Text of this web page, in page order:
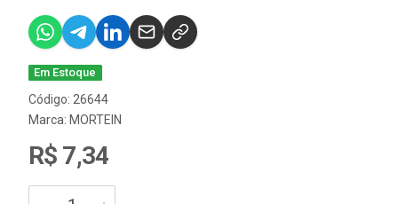
Em Estoque
Código: 26644
Marca: MORTEIN
R$ 7,34